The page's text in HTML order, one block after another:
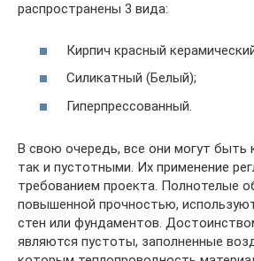
распространены 3 вида:
Кирпич красный
Силикатный (Белый);
Гиперпрессованный.
В свою очередь, все они могут быть
так и пустотными. Их применение
требованием проекта. Полнотелые
повышенной прочностью,
стен или фундаментов.
являются пустоты, заполненные